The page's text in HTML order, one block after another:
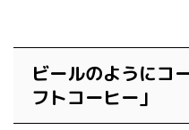
ビールのようにコ
フトコーヒー」